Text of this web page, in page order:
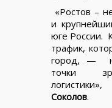
«Ростов –
и
юге России.
трафик,
город, —
точки
Соколов.